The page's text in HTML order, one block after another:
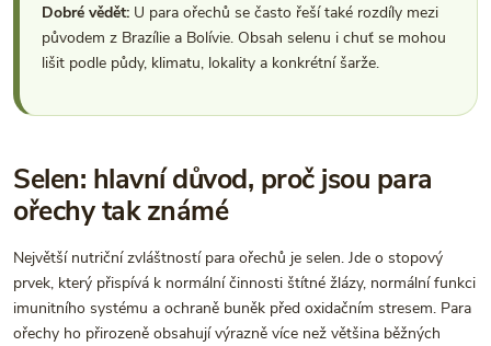
Dobré vědět: U para ořechů se často řeší také rozdíly mezi
původem z Brazílie a Bolívie. Obsah selenu i chuť se mohou
lišit podle půdy, klimatu, lokality a konkrétní šarže.
Selen: hlavní důvod, proč jsou para
ořechy tak známé
Největší nutriční zvláštností para ořechů je selen. Jde o stopový
prvek, který přispívá k normální činnosti štítné žlázy, normální funkci
imunitního systému a ochraně buněk před oxidačním stresem. Para
ořechy ho přirozeně obsahují výrazně více než většina běžných